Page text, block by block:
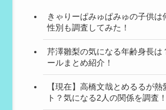
きゃりーぱみゅぱみゅの子供は
性別も調査してみた！
芹澤雛梨の気になる年齢身長は
ールまとめ紹介！
【現在】高橋文哉とめるるが熱
ト？気になる2人の関係を調査！